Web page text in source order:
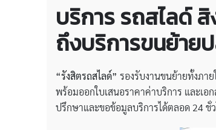
บริการรถสไลด์
ถึงบริการขนย้าย
“รังสิตรถสไลด์” รองรับงานขนย้ายทั้งภา
พร้อมออกใบเสนอราคาค่าบริการ และเอ
ปรึกษาและขอข้อมูลบริการได้ตลอด 24 ชั่